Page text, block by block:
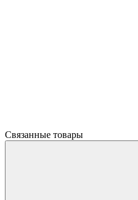
Связанные товары